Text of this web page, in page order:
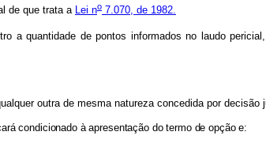
de que trata a Lei no 7.070, de 1982.
quantidade de pontos informados no laudo
outra de mesma natureza concedida por decisão
condicionado à apresentação do termo de opção e: